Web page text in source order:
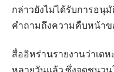
กล่าวยังไม่ได้รับการอนุมั
คำถามถึงความคืบหน้าข
สื่ออิหร่านรายงานว่าเต